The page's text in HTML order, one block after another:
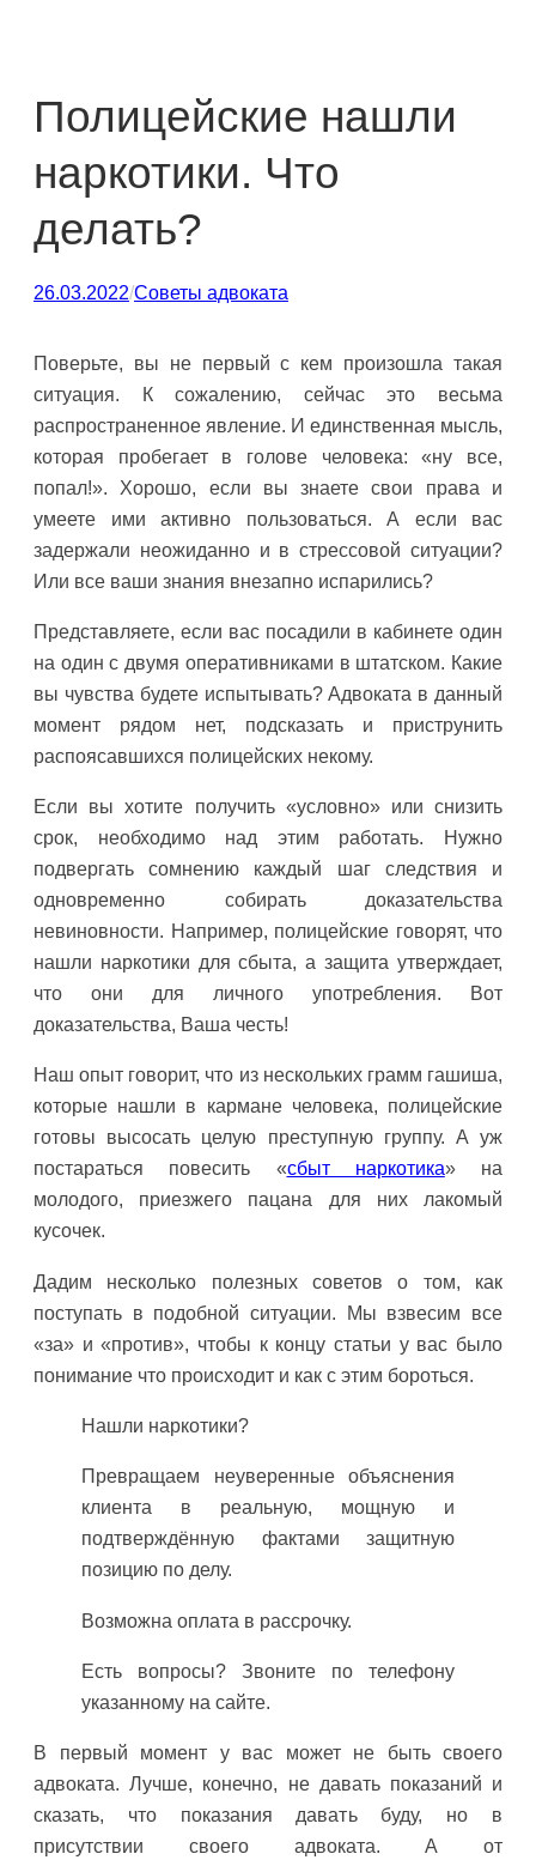
Полицейские нашли
наркотики. Что
делать?
26.03.2022/Советы адвоката
Поверьте, вы не первый с кем произошла такая
ситуация. К сожалению, сейчас это весьма
распространенное явление. И единственная мысль,
которая пробегает в голове человека: «ну все,
попал!». Хорошо, если вы знаете свои права и
умеете ими активно пользоваться. А если вас
задержали неожиданно и в стрессовой ситуации?
Или все ваши знания внезапно испарились?
Представляете, если вас посадили в кабинете один
на один с двумя оперативниками в штатском. Какие
вы чувства будете испытывать? Адвоката в данный
момент рядом нет, подсказать и приструнить
распоясавшихся полицейских некому.
Если вы хотите получить «условно» или снизить
срок, необходимо над этим работать. Нужно
подвергать сомнению каждый шаг следствия и
одновременно собирать доказательства
невиновности. Например, полицейские говорят, что
нашли наркотики для сбыта, а защита утверждает,
что они для личного употребления. Вот
доказательства, Ваша честь!
Наш опыт говорит, что из нескольких грамм гашиша,
которые нашли в кармане человека, полицейские
готовы высосать целую преступную группу. А уж
постараться повесить «сбыт наркотика» на
молодого, приезжего пацана для них лакомый
кусочек.
Дадим несколько полезных советов о том, как
поступать в подобной ситуации. Мы взвесим все
«за» и «против», чтобы к концу статьи у вас было
понимание что происходит и как с этим бороться.
Нашли наркотики?
Превращаем неуверенные объяснения
клиента в реальную, мощную и
подтверждённую фактами защитную
позицию по делу.
Возможна оплата в рассрочку.
Есть вопросы? Звоните по телефону
указанному на сайте.
В первый момент у вас может не быть своего
адвоката. Лучше, конечно, не давать показаний и
сказать, что показания давать буду, но в
присутствии своего адвоката. А от